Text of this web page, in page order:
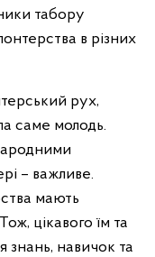
табору
в різних
рух,
саме молодь.
– важливе.
мають
цікавого їм та
знань, навичок та